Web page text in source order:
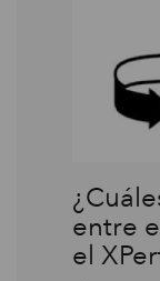
entre
el